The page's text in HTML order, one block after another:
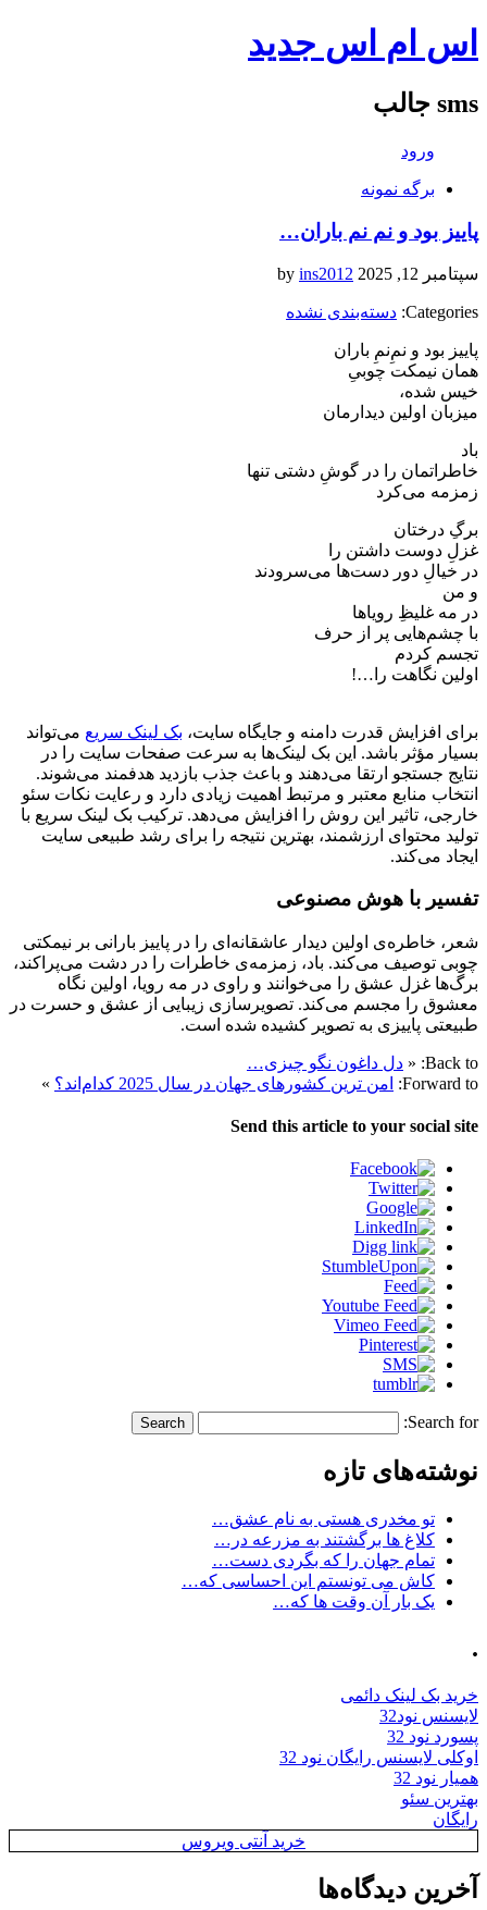
اس ام اس جدید
sms جالب
ورود
برگه نمونه
پاییز بود و نم نم باران…
سپتامبر 12, 2025 ins2012
Categories: دسته‌بندی نشده
‏پاییز بود و نمِ‌نمِ باران
‏همان نیمکت چوبیِ
‏خیس شده‌،
‏میزبان اولین دیدارمان
‏باد
‏خاطراتمان را در گوشِ دشتی تنها
‏زمزمه می‌کرد
‏برگِ‌ درختان
‏غزلِ دوست داشتن را
‏در خیالِ دور دست‌ها می‌سرودند
‏و من
‏در مه غلیظِ رویاها
‏با چشم‌هایی پر از حرف
‏تجسم کردم
‏اولین نگاهت را…!
برای افزایش قدرت دامنه و جایگاه سایت، بک لینک سریع می‌تواند
بسیار مؤثر باشد. این بک لینک‌ها به سرعت صفحات سایت را در
نتایج جستجو ارتقا می‌دهند و باعث جذب بازدید هدفمند می‌شوند.
انتخاب منابع معتبر و مرتبط اهمیت زیادی دارد و رعایت نکات سئو
خارجی، تاثیر این روش را افزایش می‌دهد. ترکیب بک لینک سریع با
تولید محتوای ارزشمند، بهترین نتیجه را برای رشد طبیعی سایت
ایجاد می‌کند.
تفسیر با هوش مصنوعی
شعر، خاطره‌ی اولین دیدار عاشقانه‌ای را در پاییز بارانی بر نیمکتی
چوبی توصیف می‌کند. باد، زمزمه‌ی خاطرات را در دشت می‌پراکند،
برگ‌ها غزل عشق را می‌خوانند و راوی در مه رویا، اولین نگاه
معشوق را مجسم می‌کند. تصویرسازی زیبایی از عشق و حسرت در
طبیعتی پاییزی به تصویر کشیده شده است.
Back to:
« دل داغون نگو چیزی…
Forward to:
امن‌ ترین کشورهای جهان در سال 2025 کدام‌اند؟ »
Send this article to your social site
Search for:
نوشته‌های تازه
تو مخدری هستی به نام عشق…
کلاغ ها برگشتند به مزرعه در…
تمام جهان را که بگردی دست…
کاش می تونستم این احساسی که…
یک بار آن وقت ها که…
.
خرید بک لینک دائمی
لایسنس نود32
پسورد نود 32
اوکلی لایسنس رایگان نود 32
همیار نود 32
بهترین سئو
رایگان
خرید آنتی ویروس
آخرین دیدگاه‌ها